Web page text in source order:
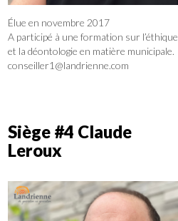
Élue en novembre 2017
A participé à une formation sur l’éthique
et la déontologie en matière municipale.
conseiller1@landrienne.com
Siège #4 Claude
Leroux